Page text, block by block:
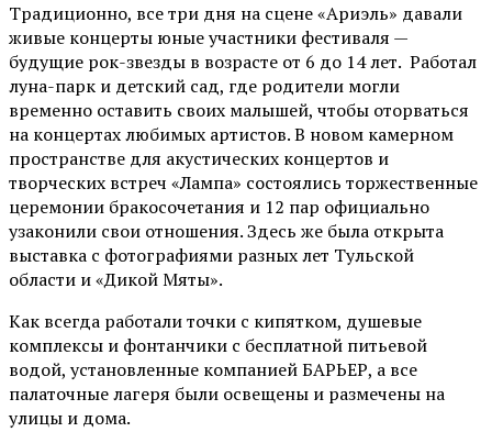
Традиционно, все три дня на сцене«Ариэль» давали
живые концерты юные участники фестиваля —
будущие рок-звезды в возрасте от 6 до 14 лет. Работал
луна-парк и детский сад, где родители могли
временно оставить своих малышей, чтобы оторваться
на концертах любимых артистов. В новом камерном
пространстве для акустических концертов и
творческих встреч «Лампа» состоялись торжественные
церемонии бракосочетания и 12 пар официально
узаконили свои отношения. Здесь же была открыта
выставка с фотографиями разных лет Тульской
области и «Дикой Мяты».
Как всегда работали точки с кипятком, душевые
комплексы и фонтанчики с бесплатной питьевой
водой, установленные компанией БАРЬЕР, а все
палаточные лагеря были освещены и размечены на
улицы и дома.